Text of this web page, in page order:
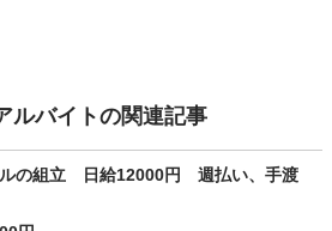
ルバイトの関連記事
ルの組立 日給12000円 週払い、手渡